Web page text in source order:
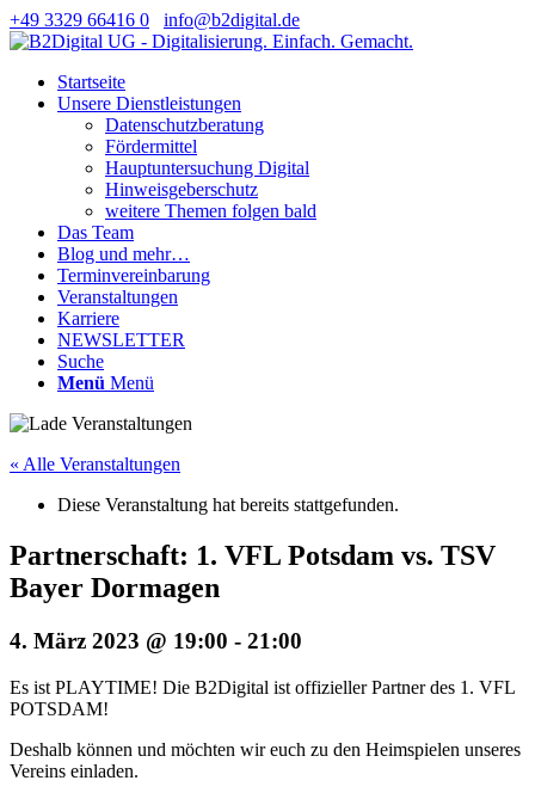
+49 3329 66416 0 info@b2digital.de
Startseite
Unsere Dienstleistungen
Datenschutzberatung
Fördermittel
Hauptuntersuchung Digital
Hinweisgeberschutz
weitere Themen folgen bald
Das Team
Blog und mehr…
Terminvereinbarung
Veranstaltungen
Karriere
NEWSLETTER
Suche
Menü Menü
« Alle Veranstaltungen
Diese Veranstaltung hat bereits stattgefunden.
Partnerschaft: 1. VFL Potsdam vs. TSV
Bayer Dormagen
4. März 2023 @ 19:00 - 21:00
Es ist PLAYTIME! Die B2Digital ist offizieller Partner des 1. VFL
POTSDAM!
Deshalb können und möchten wir euch zu den Heimspielen unseres
Vereins einladen.